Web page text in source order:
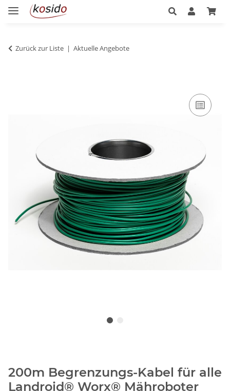
Zurück zur Liste Aktuelle Angebote
200m Begrenzungs-Kabel für alle
Landroid® Worx® Mähroboter